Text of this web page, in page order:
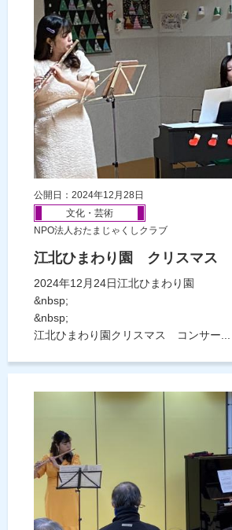
公開日：2024年12月28日
文化・芸術
NPO法人おたまじゃくしクラブ
江北ひまわり園 クリスマス
2024年12月24日江北ひまわり園
&nbsp;
&nbsp;
江北ひまわり園クリスマス コンサー...